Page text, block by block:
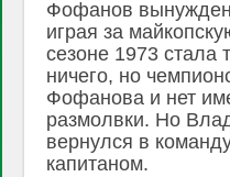
Фофанов вынужден
играя за
сезоне 1973 стала
ничего, но
Фофанова и нет
размолвки. Но
вернулся в
капитаном.